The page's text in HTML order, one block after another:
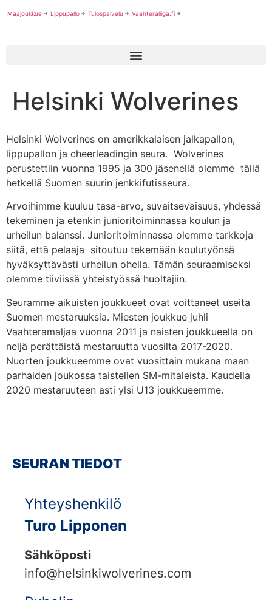
Maajoukkue Lippupallo Tulospalvelu Vaahteraliiga.fi
Helsinki Wolverines
Helsinki Wolverines on amerikkalaisen jalkapallon,
lippupallon ja cheerleadingin seura. Wolverines
perustettiin vuonna 1995 ja 300 jäsenellä olemme tällä
hetkellä Suomen suurin jenkkifutisseura.
Arvoihimme kuuluu tasa-arvo, suvaitsevaisuus, yhdessä
tekeminen ja etenkin junioritoiminnassa koulun ja
urheilun balanssi. Junioritoiminnassa olemme tarkkoja
siitä, että pelaaja sitoutuu tekemään koulutyönsä
hyväksyttävästi urheilun ohella. Tämän seuraamiseksi
olemme tiiviissä yhteistyössä huoltajiin.
Seuramme aikuisten joukkueet ovat voittaneet useita
Suomen mestaruuksia. Miesten joukkue juhli
Vaahteramaljaa vuonna 2011 ja naisten joukkueella on
neljä perättäistä mestaruutta vuosilta 2017-2020.
Nuorten joukkueemme ovat vuosittain mukana maan
parhaiden joukossa taistellen SM-mitaleista. Kaudella
2020 mestaruuteen asti ylsi U13 joukkueemme.
SEURAN TIEDOT
Yhteyshenkilö
Turo Lipponen
Sähköposti
info@helsinkiwolverines.com